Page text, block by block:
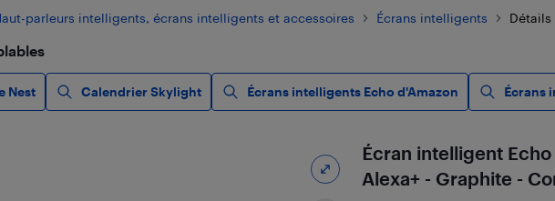
parleurs intelligents, écrans intelligents et accessoires Écrans intelligents
Nest Calendrier Skylight Écrans intelligents Echo d'Amazon Écrans
Écran intelligent
Alexa+ - Graphite -